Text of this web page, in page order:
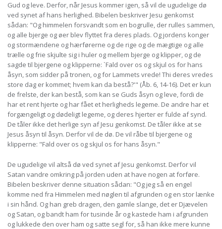
Gud og leve. Derfor, når Jesus kommer igen, så vil de ugudelige dø
ved synet af hans herlighed. Bibelen beskriver Jesu genkomst
sådan: "Og himmelen forsvandt som en bogrulle, der rulles sammen,
og alle bjerge og øer blev flyttet fra deres plads. Og jordens konger
og stormændene og hærførerne og de rige og de mægtige og alle
trælle og frie skjulte sig i huler og mellem bjerge og klipper, og de
sagde til bjergene og klipperne: `Fald over os og skjul os for hans
åsyn, som sidder på tronen, og for Lammets vrede! Thi deres vredes
store dag er kommet; hvem kan da bestå?'" (Åb. 6, 14-16). Det er kun
de frelste, der kan bestå, som kan se Guds åsyn og leve, fordi de
har et rent hjerte og har fået et herligheds legeme. De andre har et
forgængeligt og dødeligt legeme, og deres hjerter er fulde af synd.
De tåler ikke det herlige syn af Jesu genkomst. De tåler ikke at se
Jesus åsyn til åsyn. Derfor vil de dø. De vil råbe til bjergene og
klipperne: "Fald over os og skjul os for hans åsyn."
De ugudelige vil altså dø ved synet af Jesu genkomst. Derfor vil
Satan vandre omkring på jorden uden at have nogen at forføre.
Bibelen beskriver denne situation sådan: "Og jeg så en engel
komme ned fra Himmelen med nøglen til afgrunden og en stor lænke
i sin hånd. Og han greb dragen, den gamle slange, det er Djævelen
og Satan, og bandt ham for tusinde år og kastede ham i afgrunden
og lukkede den over ham og satte segl for, så han ikke mere kunne